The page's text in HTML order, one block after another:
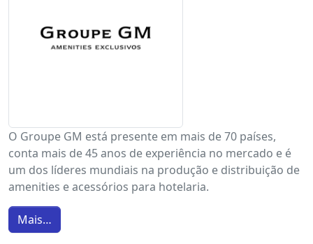
O Groupe GM está presente em mais de 70 países,
conta mais de 45 anos de experiência no mercado e é
um dos líderes mundiais na produção e distribuição de
amenities e acessórios para hotelaria.
Mais…